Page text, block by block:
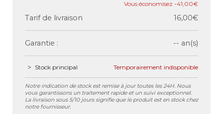
-41,00€
Tarif de livraison 16,00€
Garantie : -- an(s)
Stock principal Temporairement indisponible
Notre indication de stock est remise à jour toutes les 24H. Nous
vous garantissons un traitement rapide et un suivi exceptionnel.
La livraison sous 5/10 jours signifie que le produit est en stock chez
notre fournisseur.